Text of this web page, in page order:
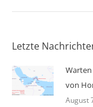
Letzte
von
August